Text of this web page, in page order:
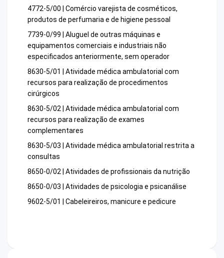
4772-5/00 | Comércio varejista de cosméticos,
produtos de perfumaria e de higiene pessoal
7739-0/99 | Aluguel de outras máquinas e
equipamentos comerciais e industriais não
especificados anteriormente, sem operador
8630-5/01 | Atividade médica ambulatorial com
recursos para realização de procedimentos
cirúrgicos
8630-5/02 | Atividade médica ambulatorial com
recursos para realização de exames
complementares
8630-5/03 | Atividade médica ambulatorial restrita a
consultas
8650-0/02 | Atividades de profissionais da nutrição
8650-0/03 | Atividades de psicologia e psicanálise
9602-5/01 | Cabeleireiros, manicure e pedicure